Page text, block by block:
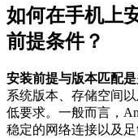
如何在手机上
前提条件？
安装前提与版本匹配
系统版本、存储空间
低要求。一般而言，
稳定的网络连接以及